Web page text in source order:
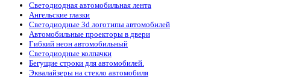
Светодиодная автомобильная лента
Ангельские глазки
Светодиодные 3d логотипы автомобилей
Автомобильные проекторы в двери
Гибкий неон автомобильный
Светодиодные колпачки
Бегущие строки для автомобилей.
Эквалайзеры на стекло автомобиля